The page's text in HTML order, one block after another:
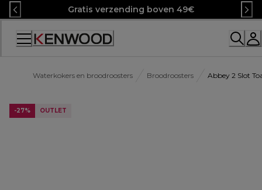
Skip
to
Content
Gratis verzending boven 49€
Waterkokers en broodroosters Broodroosters Abbey 2 Slot
-27% OUTLET